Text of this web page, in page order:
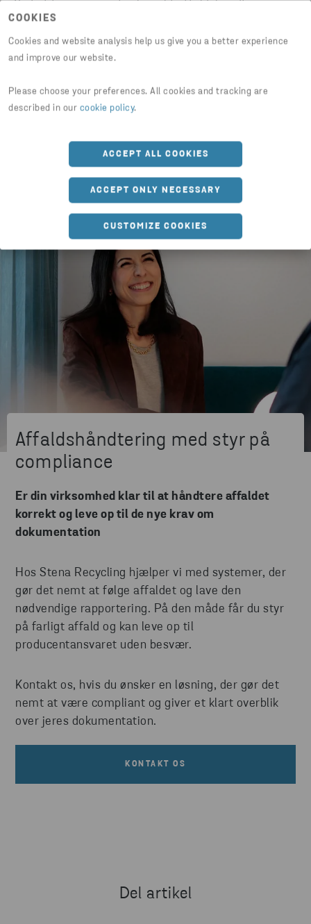
COOKIES
Cookies and website analysis help us give you a better experience
and improve our website.
Please choose your preferences. All cookies and tracking are
described in our cookie policy.
ACCEPT ALL COOKIES
ACCEPT ONLY NECESSARY
CUSTOMIZE COOKIES
Ved at tage ansvar for korrekt affaldshåndtering
undgårdu ikke blot bøder
effektiv virksomhed.
Affaldshåndtering med styr på
compliance
Er din virksomhed klar til at håndtere affaldet
korrekt og leve op til de nye krav om
dokumentation
Hos Stena Recycling hjælper vi med systemer, der
gør det nemt at følge affaldet og lave den
nødvendige rapportering. På den måde får du styr
på farligt affald og kan leve op til
producentansvaret uden besvær.
Kontakt os, hvis du ønsker en løsning, der gør det
nemt at være compliant og giver et klart overblik
over jeres dokumentation.
KONTAKT OS
Del artikel